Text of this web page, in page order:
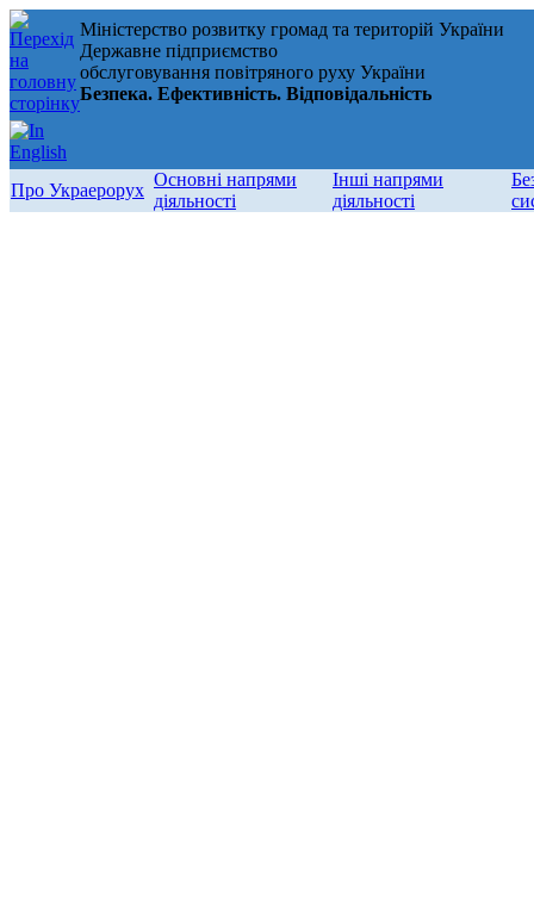
Міністерство розвитку громад та територій України
Державне підприємство
обслуговування повітряного руху України
Безпека. Ефективність. Відповідальність
Про Украерорух
Основні напрями
діяльності
Інші напрями
діяльності